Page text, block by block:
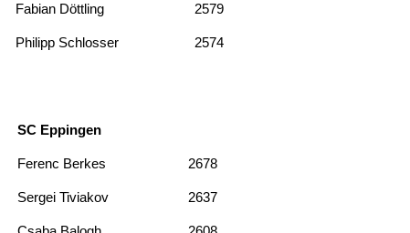
Fabian Döttling 2579
Philipp Schlosser 2574
SC Eppingen
Ferenc Berkes 2678
Sergei Tiviakov 2637